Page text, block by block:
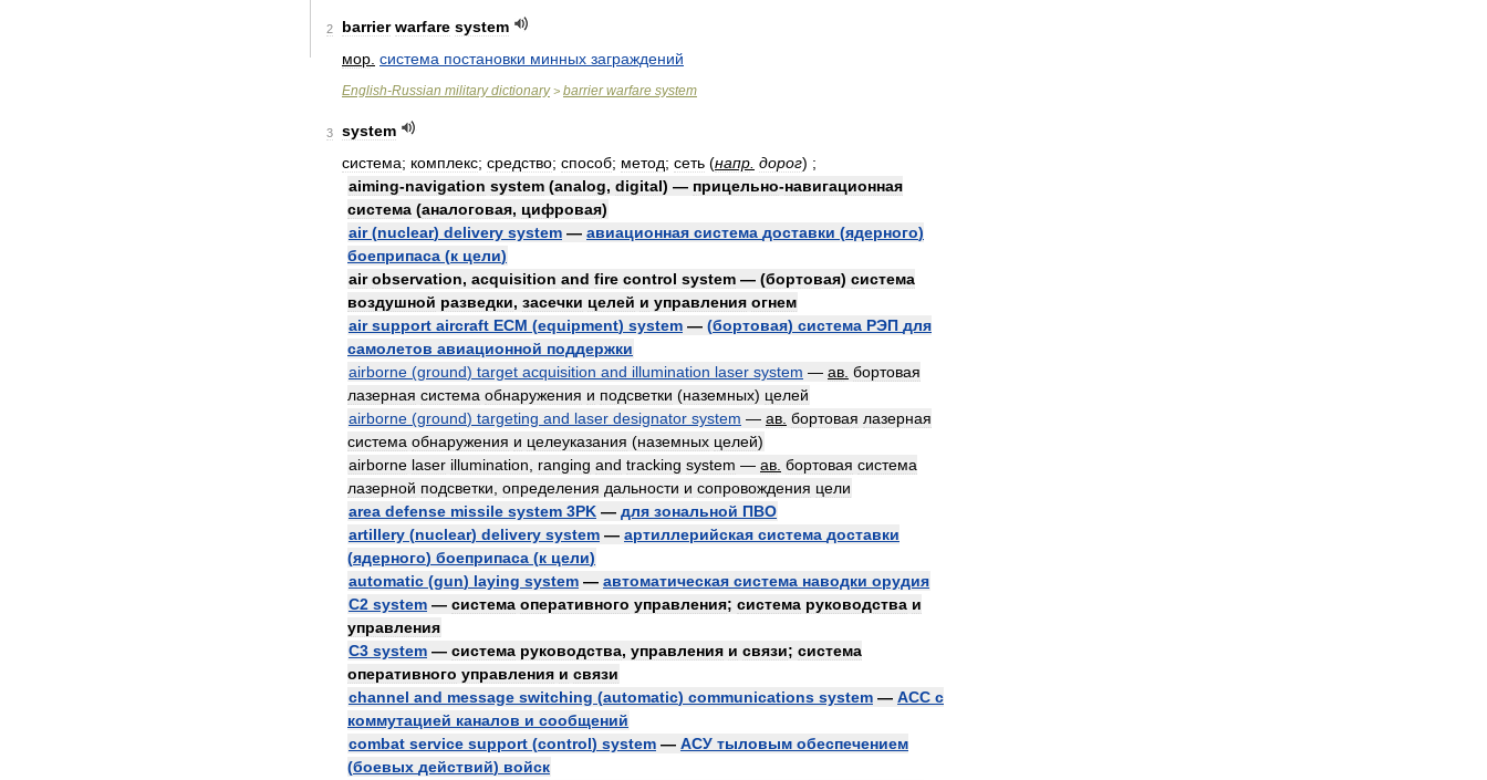
2 barrier warfare system
мор система постановки минных заграждений
English-Russian military dictionary> barrier warfare system
3
system
система; комплекс; средство; способ; метод; сеть (напр дорог) ;
aiming-navigation system (analog, digital) — прицельно-навигационная
система (аналоговая, цифровая)
air(nuclear) delivery system — авиационная система доставки (ядерного)
боеприпаса (к цели)
air observation, acquisition and fire control system — (бортовая) система
воздушной разведки, засечки целей и управления огнем
air support aircraft ECM (equipment) system — (бортовая) система РЭП для
самолетов авиационной поддержки
airborne (ground) target acquisition and illumination laser system — ав бортовая
лазерная система обнаружения и подсветки (наземных) целей
airborne (ground) targeting and laser designator system — ав бортовая лазерная
система обнаружения и целеуказания (наземных целей)
airborne laser illumination ranging and tracking system — ав бортовая система
лазерной подсветки определения дальности и сопровождения цели
area defense missile system 3PK — для зональной ПВО
artillery (nuclear) delivery system — артиллерийская система доставки
(ядерного) боеприпаса (к цели)
automatic (gun) laying system — автоматическая система наводки орудия
C2 system — система оперативного управления; система руководства и
управления
C3 system — система руководства, управления и связи; система
оперативного управления и связи
channel and message switching (automatic) communications system — АСС с
коммутацией каналов и сообщений
combat service support (control) system — АСУ тыловым обеспечением
(боевых действий) войск